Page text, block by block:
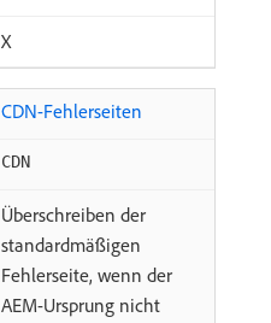
X
CDN-Fehlerseiten
CDN
Überschreiben der
standardmäßigen
Fehlerseite, wenn der
AEM-Ursprung nicht